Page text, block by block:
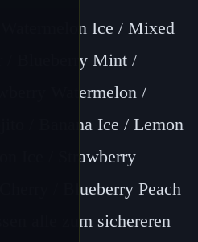
Watermelon Ice / Mixed
/ Blueberry Mint /
Watermelon /
/ Banana Ice / Lemon
Ice / Strawberry
/ Blueberry Peach
alle zum sichereren